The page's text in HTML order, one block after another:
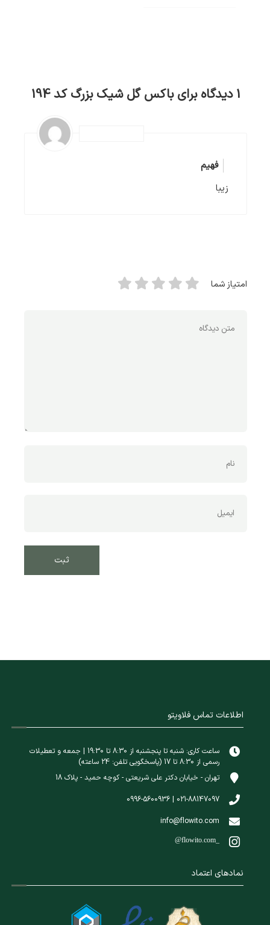
1 دیدگاه برای باکس گل شیک بزرگ کد 194
فهیم
زیبا
امتیاز شما
اطلاعات تماس فلاویتو
ساعت کاری: شنبه تا پنجشنبه از 8:30 تا 19:30 | جمعه و تعطیلات
رسمی از 8:30 تا 17 (پاسخگویی تلفن: 24 ساعته)
تهران - خیابان دکتر علی شریعتی - کوچه حمید - پلاک 18
021-88147097 | 0996-5600936
info@flowito.com
@flowito.com_
نمادهای اعتماد